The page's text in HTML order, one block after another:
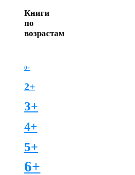
Книги
по
возрастам
0+
2+
3+
4+
5+
6+